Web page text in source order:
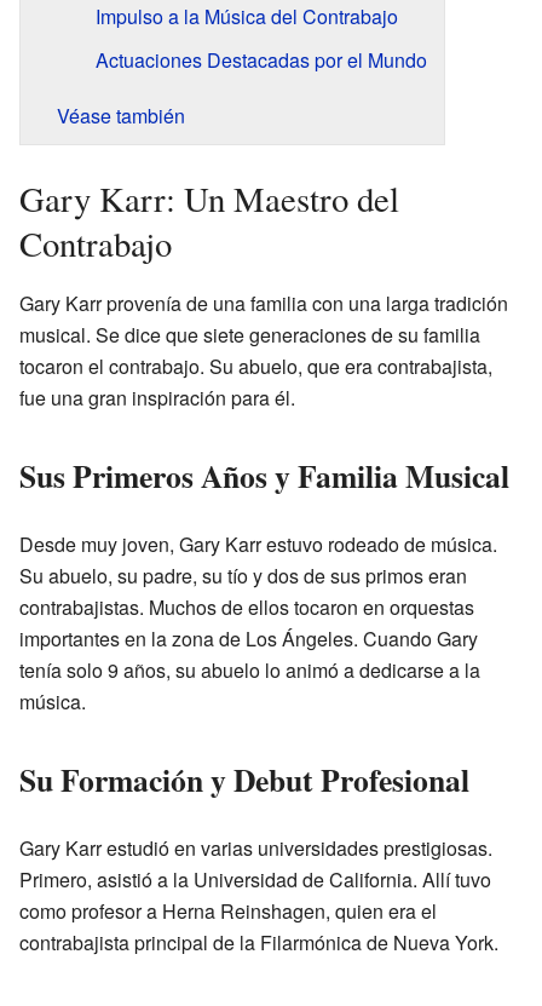
Impulso a la Música del Contrabajo
Actuaciones Destacadas por el Mundo
Véase también
Gary Karr: Un Maestro del
Contrabajo
Gary Karr provenía de una familia con una larga tradición
musical. Se dice que siete generaciones de su familia
tocaron el contrabajo. Su abuelo, que era contrabajista,
fue una gran inspiración para él.
Sus Primeros Años y Familia Musical
Desde muy joven, Gary Karr estuvo rodeado de música.
Su abuelo, su padre, su tío y dos de sus primos eran
contrabajistas. Muchos de ellos tocaron en orquestas
importantes en la zona de Los Ángeles. Cuando Gary
tenía solo 9 años, su abuelo lo animó a dedicarse a la
música.
Su Formación y Debut Profesional
Gary Karr estudió en varias universidades prestigiosas.
Primero, asistió a la Universidad de California. Allí tuvo
como profesor a Herna Reinshagen, quien era el
contrabajista principal de la Filarmónica de Nueva York.